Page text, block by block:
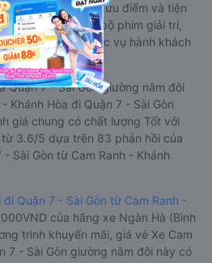
Sài Gòn có nhiều ưu điểm và tiện
với hàng nghìn bộ phim giải trí,
đắp miễn phí phục vụ hành khách
Quận 7 - Sài Gòn giường nằm đôi
Khánh Hòa đi Quận 7 - Sài Gòn
giá chung có chất lượng Tốt với
3.6/5 dựa trên 83 phản hồi của
Sài Gòn từ Cam Ranh - Khánh
Quận 7 - Sài Gòn từ Cam Ranh -
của hãng xe Ngàn Hà (Bình
trình khuyến mãi, giá vé Xe Cam
7 - Sài Gòn giường nằm đôi này có